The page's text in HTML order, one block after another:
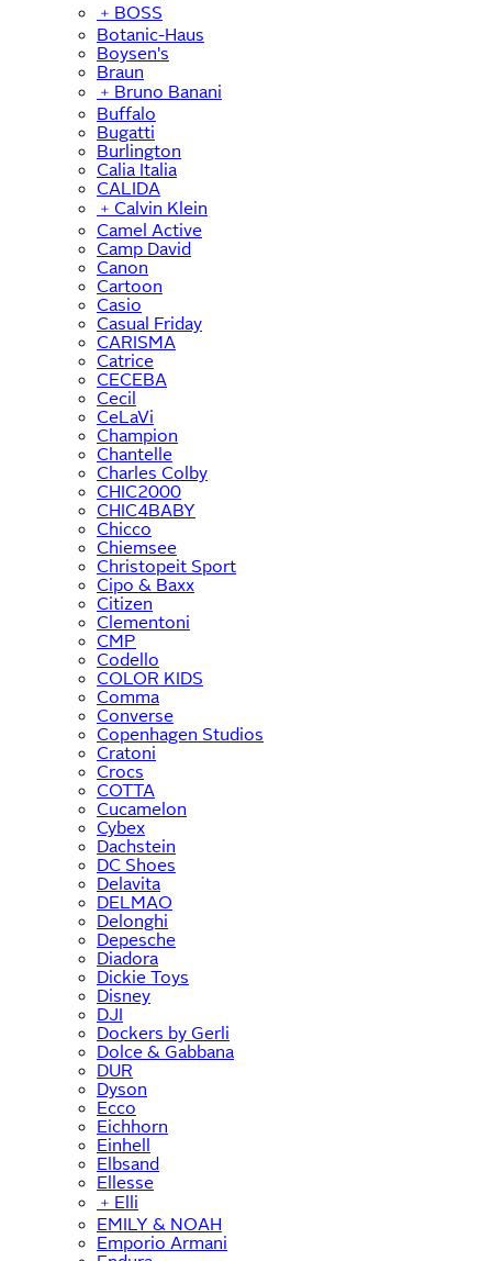
﹢ BOSS
Botanic-Haus
Boysen's
Braun
﹢ Bruno Banani
Buffalo
Bugatti
Burlington
Calia Italia
CALIDA
﹢ Calvin Klein
Camel Active
Camp David
Canon
Cartoon
Casio
Casual Friday
CARISMA
Catrice
CECEBA
Cecil
CeLaVi
Champion
Chantelle
Charles Colby
CHIC2000
CHIC4BABY
Chicco
Chiemsee
Christopeit Sport
Cipo & Baxx
Citizen
Clementoni
CMP
Codello
COLOR KIDS
Comma
Converse
Copenhagen Studios
Cratoni
Crocs
COTTA
Cucamelon
Cybex
Dachstein
DC Shoes
Delavita
DELMAO
Delonghi
Depesche
Diadora
Dickie Toys
Disney
DJI
Dockers by Gerli
Dolce & Gabbana
DUR
Dyson
Ecco
Eichhorn
Einhell
Elbsand
Ellesse
﹢ Elli
EMILY & NOAH
Emporio Armani